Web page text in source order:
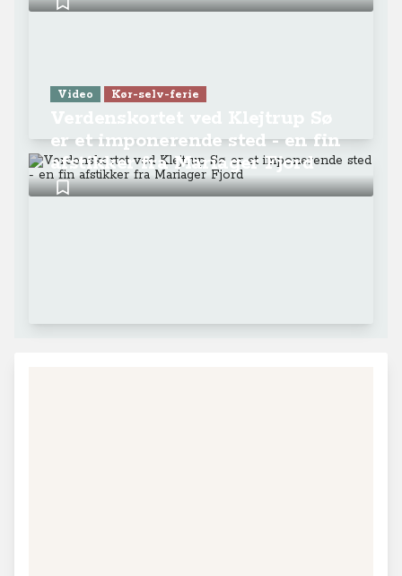
Video Kør-selv-ferie
er et imponerende sted - en fin
afstikker fra Mariager Fjord